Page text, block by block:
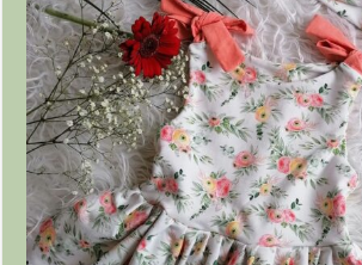
sur
la
page
du
produit